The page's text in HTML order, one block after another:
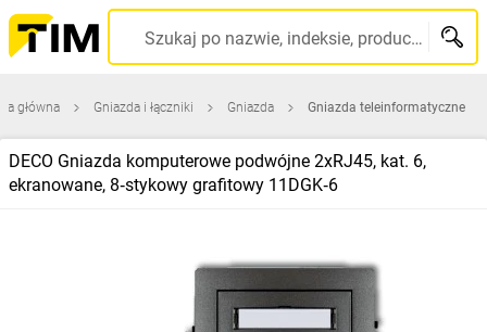
Szukaj po nazwie, indeksie, producencie, kodzie kreskowym...
główna Gniazda i łączniki Gniazda Gniazda teleinformatyczne
DECO Gniazda komputerowe podwójne 2xRJ45, kat. 6,
ekranowane, 8‑stykowy grafitowy 11DGK‑6